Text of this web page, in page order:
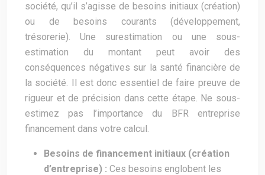
société, qu’il s’agisse de besoins initiaux (création)
ou de besoins courants (développement,
trésorerie). Une surestimation ou une sous-
estimation du montant peut avoir des
conséquences négatives sur la santé financière de
la société. Il est donc essentiel de faire preuve de
rigueur et de précision dans cette étape. Ne sous-
estimez pas l’importance du BFR entreprise
financement dans votre calcul.
Besoins de financement initiaux (création
d’entreprise) : Ces besoins englobent les